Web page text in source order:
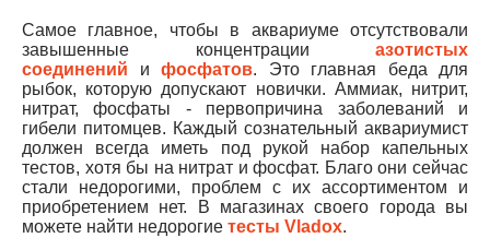
Самое главное, чтобы в аквариуме отсутствовали
завышенные концентрации азотистых
соединений и фосфатов. Это главная беда для
рыбок, которую допускают новички. Аммиак, нитрит,
нитрат, фосфаты - первопричина заболеваний и
гибели питомцев. Каждый сознательный аквариумист
должен всегда иметь под рукой набор капельных
тестов, хотя бы на нитрат и фосфат. Благо они сейчас
стали недорогими, проблем с их ассортиментом и
приобретением нет. В магазинах своего города вы
можете найти недорогие тесты Vladox.